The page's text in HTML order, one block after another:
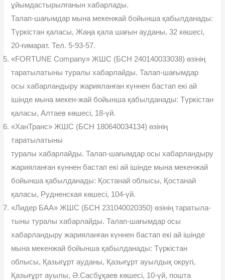
ұйымдастырылғанын хабарлады.
Талап-шағымдар мына мекенжай бойынша қабылданады:
Түркістан қаласы, Жаңа қала шағын ауданы, 32 көшесі,
20-ғимарат. Тел. 5-93-57.
«FORTUNE Company» ЖШС (БСН 240140033038) өзінің
таратылатыны туралы хабарлайды. Талап-шағымдар
осы хабарландыру жарияланған күннен бастап екі ай
ішінде мына мекен-жай бойынша қабылданады: Түркістан
қаласы, Алтаев көшесі, 18-үй.
«ХанТранс» ЖШС (БСН 180640034134) өзінің
таратылатыны
туралы хабарлайды. Талап-шағымдар осы хабарландыру
жарияланған күннен бастап екі ай ішінде мына мекенжай
бойынша қабылданады: Қостанай облысы, Қостанай
қаласы, Рудненская көшесі, 104-үй.
«Лидер БАА» ЖШС (БСН 231040020350) өзінің таратыла-
тыны туралы хабарлайды. Талап-шағымдар осы
хабарландыру жарияланған күннен бастап екі ай ішінде
мына мекенжай бойынша қабылданады: Түркістан
облысы, Қазығұрт ауданы, Қазығұрт ауылдық округі,
Қазығұрт ауылы, Ә.Сасбұқаев көшесі, 10-үй, пошта